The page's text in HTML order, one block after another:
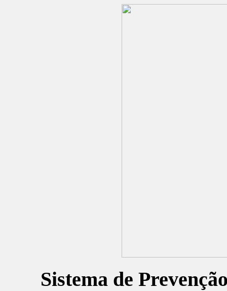
Sistema de